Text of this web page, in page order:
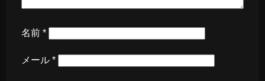
名前 *
メール *